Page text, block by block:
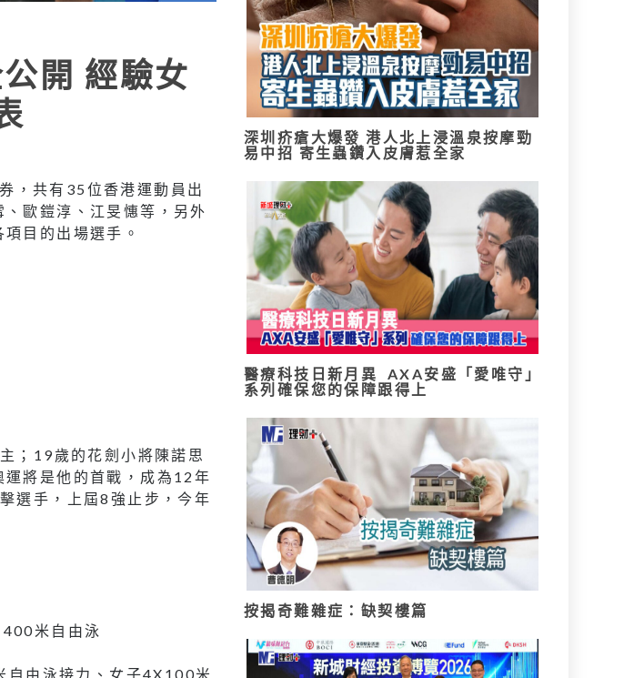
開 經驗女
，共有35位香港運動員出
歐鎧淳、江旻憓等，另外
目的出場選手。
；19歲的花劍小將陳諾思
將是他的首戰，成為12年
選手，上屆8強止步，今年
米自由泳
自由泳接力、女子4X100米
深圳疥瘡大爆發 港人北上浸溫泉按摩勁
易中招 寄生蟲鑽入皮膚惹全家
醫療科技日新月異 AXA安盛「愛唯守」
系列確保您的保障跟得上
按揭奇難雜症：缺契樓篇